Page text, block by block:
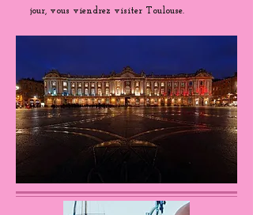
jour, vous viendrez visiter Toulouse.